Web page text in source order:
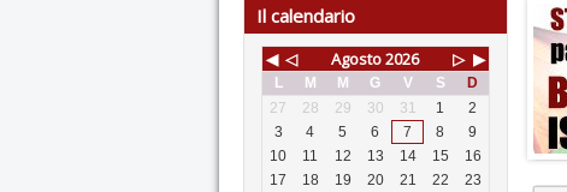
Il calendario
◀ ◁ Agosto2026 ▷ ▶
L M M G V S
D
27
28 29 30 31 1
2
3
4 5 6 7 8
9
10
11 12 13 14 15
16
17
18 19 20 21 22
23